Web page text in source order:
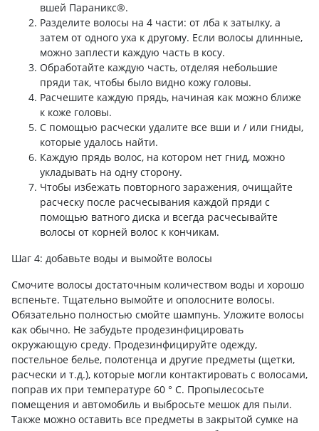
вшей Параникс®.
Разделите волосы на 4 части: от лба к затылку, а
затем от одного уха к другому. Если волосы длинные,
можно заплести каждую часть в косу.
Обработайте каждую часть, отделяя небольшие
пряди так, чтобы было видно кожу головы.
Расчешите каждую прядь, начиная как можно ближе
к коже головы.
С помощью расчески удалите все вши и / или гниды,
которые удалось найти.
Каждую прядь волос, на котором нет гнид, можно
укладывать на одну сторону.
Чтобы избежать повторного заражения, очищайте
расческу после расчесывания каждой пряди с
помощью ватного диска и всегда расчесывайте
волосы от корней волос к кончикам.
Шаг 4: добавьте воды и вымойте волосы
Смочите волосы достаточным количеством воды и хорошо
вспеньте. Тщательно вымойте и ополосните волосы.
Обязательно полностью смойте шампунь. Уложите волосы
как обычно. Не забудьте продезинфицировать
окружающую среду. Продезинфицируйте одежду,
постельное белье, полотенца и другие предметы (щетки,
расчески и т.д.), которые могли контактировать с волосами,
поправ их при температуре 60 ° С. Пропылесосьте
помещения и автомобиль и выбросьте мешок для пыли.
Также можно оставить все предметы в закрытой сумке на